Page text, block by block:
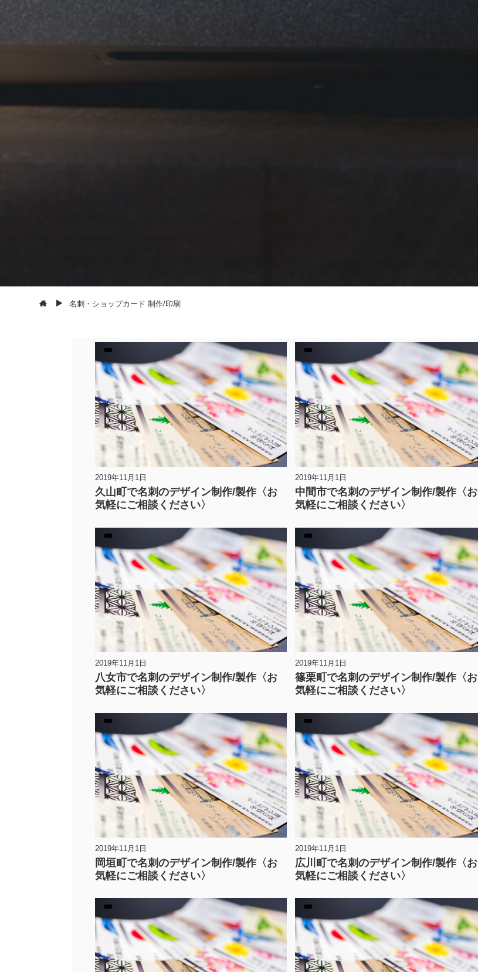
名刺・ショップカード 制作/印刷
2019年11月1日
久山町で名刺のデザイン制作/製作〈お
気軽にご相談ください〉
2019年11月1日
中間市で名刺のデザイン制作/製作〈お
気軽にご相談ください〉
2019年11月1日
八女市で名刺のデザイン制作/製作〈お
気軽にご相談ください〉
2019年11月1日
篠栗町で名刺のデザイン制作/製作〈お
気軽にご相談ください〉
2019年11月1日
岡垣町で名刺のデザイン制作/製作〈お
気軽にご相談ください〉
2019年11月1日
広川町で名刺のデザイン制作/製作〈お
気軽にご相談ください〉